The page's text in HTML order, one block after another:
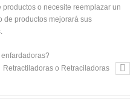
o necesite reemplazar un
de productos mejorará sus
Retractiladoras o Retraciladoras